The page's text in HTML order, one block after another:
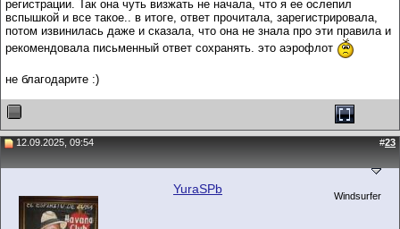
регистрации. Так она чуть визжать не начала, что я ее ослепил
вспышкой и все такое.. в итоге, ответ прочитала, зарегистрировала,
потом извинилась даже и сказала, что она не знала про эти правила и
рекомендовала письменный ответ сохранять. это аэрофлот
не благодарите :)
12.09.2025, 09:54 #23
YuraSPb Windsurfer